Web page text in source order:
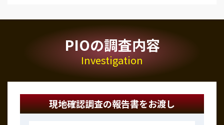
PIOの調査内容
Investigation
現地確認調査の報告書をお渡し